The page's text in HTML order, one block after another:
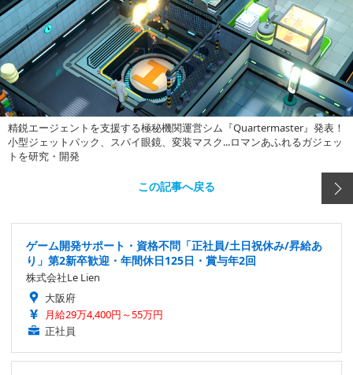
精鋭エージェントを支援する極秘機関運営シム『Quartermaster』発表！
小型ジェットパック、スパイ眼鏡、変装マスク...ロマンあふれるガジェッ
トを研究・開発
この記事へ戻る
ゲーム開発サポート・資格不問「正社員/土日祝休み/昇給あ
り」第2新卒歓迎・年間休日125日・賞与年2回
株式会社Le Lien
大阪府
月給29万4,400円～55万円
正社員